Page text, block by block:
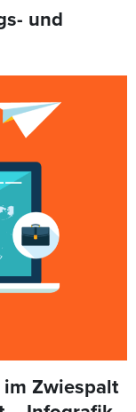
und
im Zwiespalt